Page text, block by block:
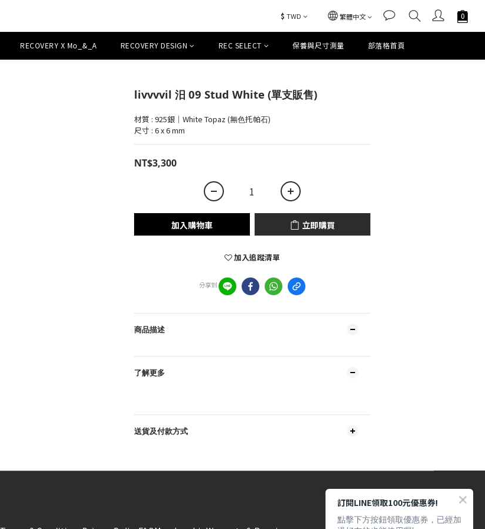
$ TWD 繁體中文
RECOVERY X Mo_&_A RECOVERY DESIGN REC SELECT 保養與尺寸測量 部落格首頁
livvvvil 汨 09 Stud White (單支販售)
材質 : 925銀｜White Topaz (無⾊托帕⽯)
尺寸 : 6 x 6 mm
NT$3,300
加入購物車 立即購買
加入追蹤清單
分享到
商品描述
了解更多
送貨及付款方式
訂閱LINE領取100元優惠券!
點擊下方按鈕領取優惠券，已經加